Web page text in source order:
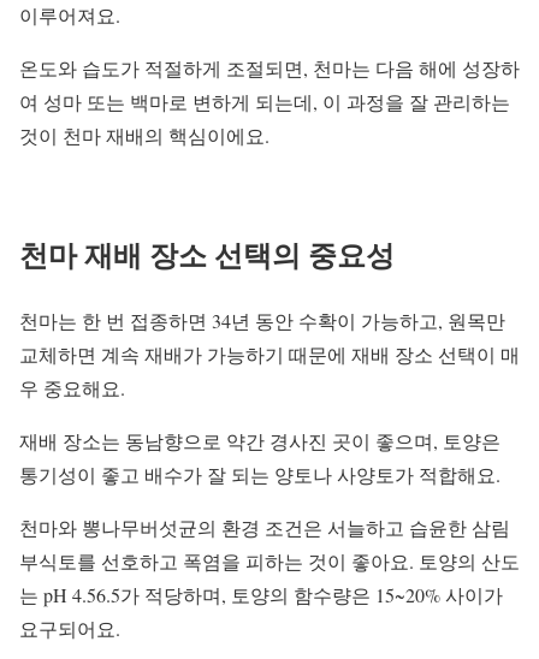
이루어져요.
온도와 습도가 적절하게 조절되면, 천마는 다음 해에 성장하
여 성마 또는 백마로 변하게 되는데, 이 과정을 잘 관리하는
것이 천마 재배의 핵심이에요.
천마 재배 장소 선택의 중요성
천마는 한 번 접종하면 34년 동안 수확이 가능하고, 원목만
교체하면 계속 재배가 가능하기 때문에 재배 장소 선택이 매
우 중요해요.
재배 장소는 동남향으로 약간 경사진 곳이 좋으며, 토양은
통기성이 좋고 배수가 잘 되는 양토나 사양토가 적합해요.
천마와 뽕나무버섯균의 환경 조건은 서늘하고 습윤한 삼림
부식토를 선호하고 폭염을 피하는 것이 좋아요. 토양의 산도
는 pH 4.56.5가 적당하며, 토양의 함수량은 15~20% 사이가
요구되어요.